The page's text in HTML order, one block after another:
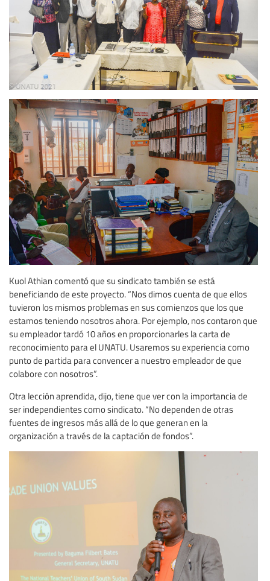
Kuol Athian comentó que su sindicato también se está
beneficiando de este proyecto. “Nos dimos cuenta de que ellos
tuvieron los mismos problemas en sus comienzos que los que
estamos teniendo nosotros ahora. Por ejemplo, nos contaron que
su empleador tardó 10 años en proporcionarles la carta de
reconocimiento para el UNATU. Usaremos su experiencia como
punto de partida para convencer a nuestro empleador de que
colabore con nosotros”.
Otra lección aprendida, dijo, tiene que ver con la importancia de
ser independientes como sindicato. “No dependen de otras
fuentes de ingresos más allá de lo que generan en la
organización a través de la captación de fondos”.